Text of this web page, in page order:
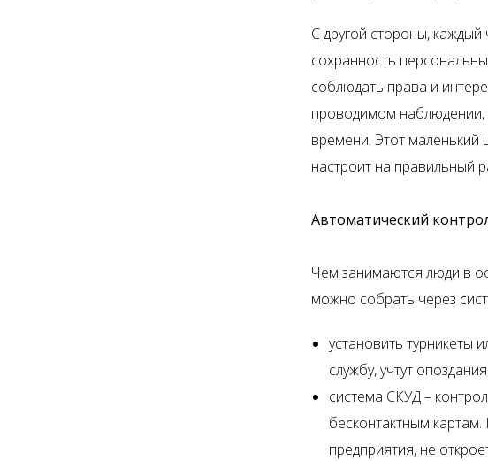
С другой стороны,
сохранность
соблюдать права и
проводимом наблюдении,
времени. Этот маленький
настроит на правильный
Автоматический
Чем занимаются люди в
можно собрать через
установить турникеты
службу, учтут
система СКУД –
бесконтактным
предприятия, не